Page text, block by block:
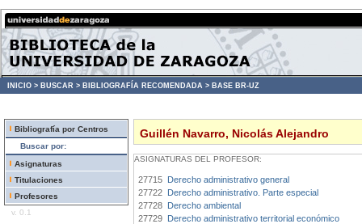
INICIO > BUSCAR > BIBLIOGRAFÍA RECOMENDADA > BASE BR-UZ
Bibliografía por Centros
Buscar por:
Asignaturas
Titulaciones
Profesores
v. 0.1
Guillén Navarro, Nicolás Alejandro
ASIGNATURAS DEL PROFESOR:
27715 Derecho administrativo general
27722 Derecho administrativo. Parte especial
27728 Derecho ambiental
27729 Derecho administrativo territorial económico